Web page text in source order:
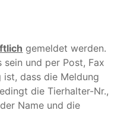
gemeldet werden.
und per Post, Fax
dass die Meldung
die Tierhalter-Nr.,
Name und die